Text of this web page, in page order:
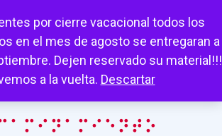
por cierre vacacional todos los
en el mes de agosto se entregaran a
Dejen reservado su material!!!
a la vuelta. Descartar
Carrito Favoritos Escuchar